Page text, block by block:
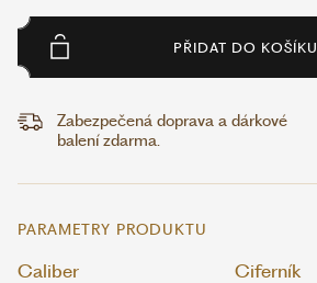
PŘIDAT DO KOŠÍKU
Zabezpečená doprava a dárkové
balení zdarma.
PARAMETRY PRODUKTU
Caliber Ciferník